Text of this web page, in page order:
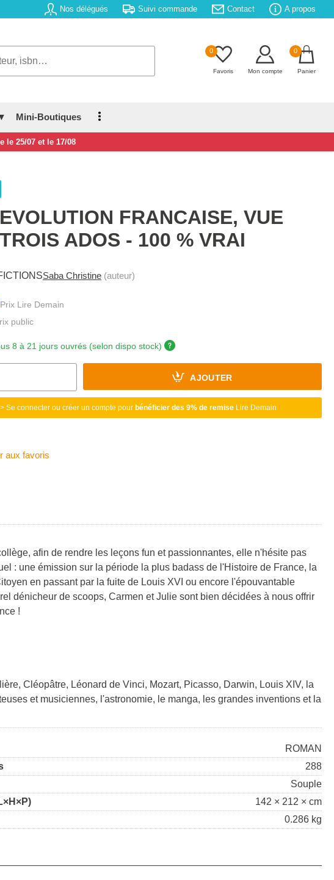
Nos délégués Suivi commande Contact A propos
0
Favoris Mon compte
0
Panier
Mini-Boutiques
le 25/07 et le 17/08
FRANCAISE, VUE
ADOS - 100 % VRAI
Saba Christine (auteur)
8 à 21 jours ouvrés (selon dispo stock)
AJOUTER
> Se connecter ou créer un compte pour bénéficier des 9% de remiseLire Demain
aux favoris
afin de rendre les leçons fun et passionnantes, elle n'hésite pas
: une émission sur la période la plus badass de l'Histoire de France, la
en passant par la fuite de Louis XVI ou encore l'épouvantable
dénicheur de scoops, Carmen et Julie sont bien décidées à nous offrir
!
Cléopâtre, Léonard de Vinci, Mozart, Picasso, Darwin, Louis XIV, la
et musiciennes, l'astronomie, le manga, les grandes inventions et la
ROMAN
288
Souple
142 × 212 × cm
0.286 kg